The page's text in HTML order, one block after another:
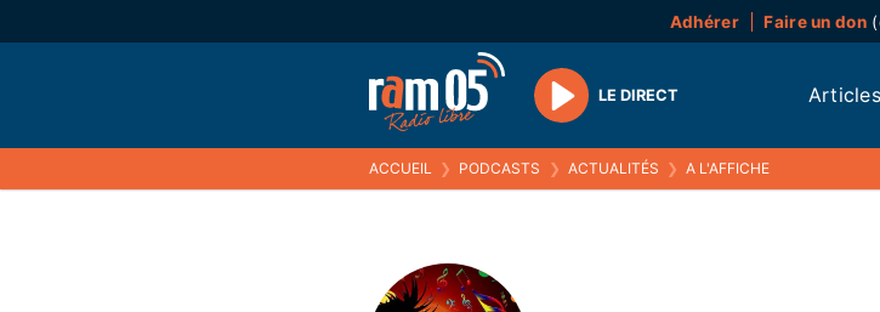
Adhérer Faire un don
Play
LE DIRECT Articles
ACCUEIL ❯ PODCASTS ❯ ACTUALITÉS ❯ A L'AFFICHE